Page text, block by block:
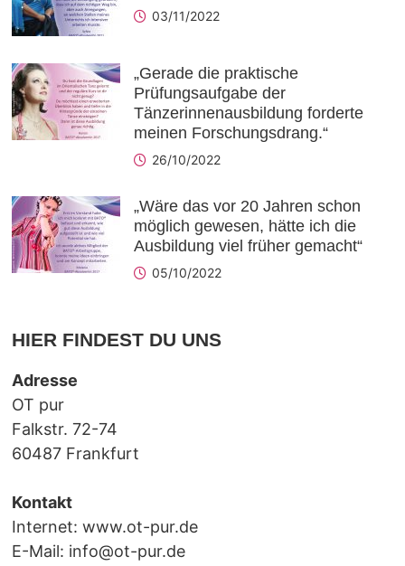
03/11/2022
„Gerade die praktische
Prüfungsaufgabe der
Tänzerinnenausbildung forderte
meinen Forschungsdrang.“
26/10/2022
„Wäre das vor 20 Jahren schon
möglich gewesen, hätte ich die
Ausbildung viel früher gemacht“
05/10/2022
HIER FINDEST DU UNS
Adresse
OT pur
Falkstr. 72-74
60487 Frankfurt
Kontakt
Internet: www.ot-pur.de
E-Mail: info@ot-pur.de